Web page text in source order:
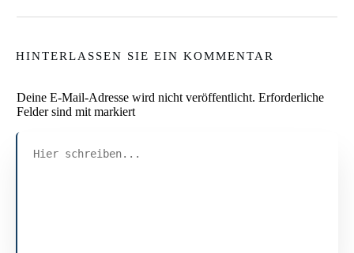
HINTERLASSEN SIE EIN KOMMENTAR
Deine E-Mail-Adresse wird nicht veröffentlicht. Erforderliche
Felder sind mit markiert